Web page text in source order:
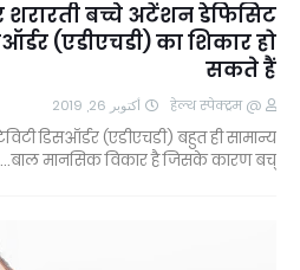
बच्चे अटेंशन डेफिसिट
(एडीएचडी) का शिकार हो
सकते हैं
@ हेल्थ स्पेक्ट्रम أكتوبر 26, 2019
डिसऑर्डर (एडीएचडी) बहुत ही सामान्य
बाल मानसिक विकार है जिसके कारण बच्…